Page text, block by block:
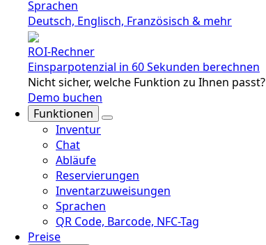
Sprachen
Deutsch, Englisch, Französisch & mehr
ROI-Rechner
Einsparpotenzial in 60 Sekunden berechnen
Nicht sicher, welche Funktion zu Ihnen passt?
Demo buchen
Funktionen
Inventur
Chat
Abläufe
Reservierungen
Inventarzuweisungen
Sprachen
QR Code, Barcode, NFC-Tag
Preise